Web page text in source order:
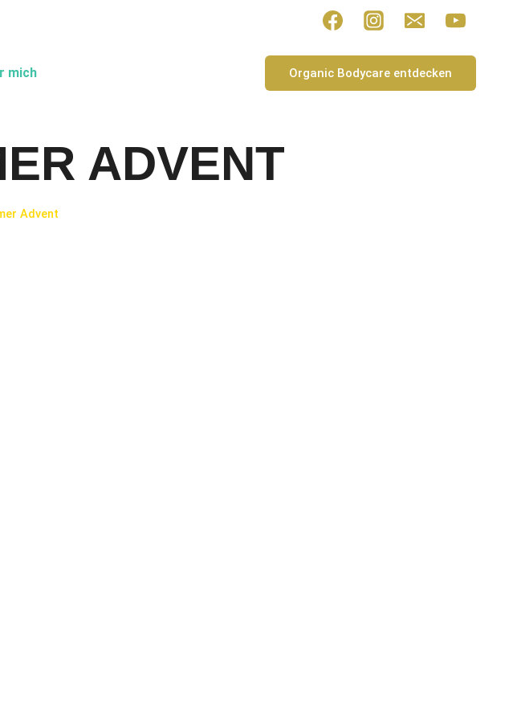
mich Organic Bodycare entdecken
ADVENT
Advent